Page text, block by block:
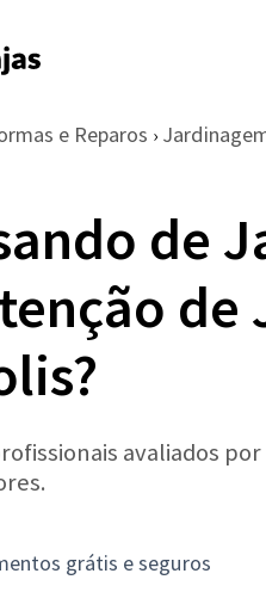
e Reparos ›
de
de
avaliados
grátis e seguros